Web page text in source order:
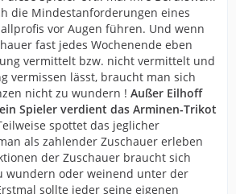
die Mindestanforderungen eines
vor Augen führen. Und wenn
fast jedes Wochenende eben
vermittelt bzw. nicht vermittelt und
vermissen lässt, braucht man sich
nicht zu wundern ! Außer Eilhoff
Spieler verdient das Arminen-Trikot
spottet das jeglicher
als zahlender Zuschauer erleben
der Zuschauer braucht sich
wundern oder weinend unter der
sollte jeder seine eigenen